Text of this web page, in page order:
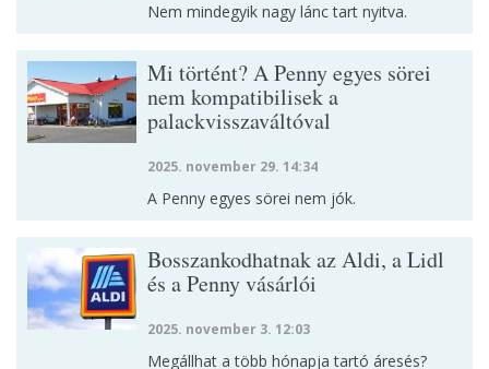
Nem mindegyik nagy lánc tart nyitva.
Mi történt? A Penny egyes sörei
nem kompatibilisek a
palackvisszaváltóval
2025. november 29. 14:34
A Penny egyes sörei nem jók.
Bosszankodhatnak az Aldi, a Lidl
és a Penny vásárlói
2025. november 3. 12:03
Megállhat a több hónapja tartó áresés?